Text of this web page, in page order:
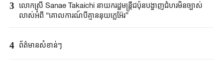
3 លោកស្រី Sanae ​Takaichi ​នាយករដ្ឋមន្ត្រី​ជប៉ុន​បង្ហាញជំហរមិន​ច្បាស់​
លាស់​អំពី ​“គោលការណ៍បី​គ្មាននុយក្លេអ៊ែរ​”​
4 ព័ត៌មានសំខាន់ៗ